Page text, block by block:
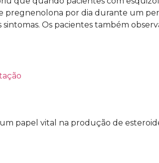
pregnenolona por dia durante um
Os pacientes também
papel vital na produção de